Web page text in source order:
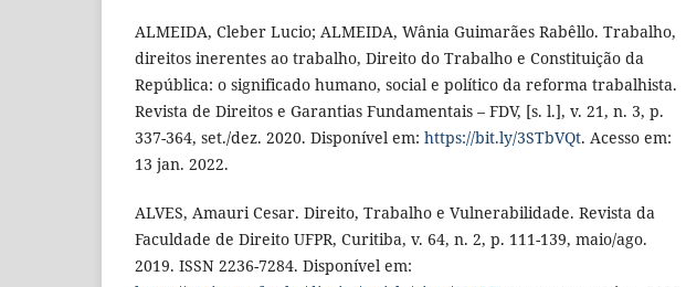
ALMEIDA, Cleber Lucio; ALMEIDA, Wânia Guimarães Rabêllo. Trabalho,
direitos inerentes ao trabalho, Direito do Trabalho e Constituição da
República: o significado humano, social e político da reforma trabalhista.
Revista de Direitos e Garantias Fundamentais – FDV, [s. l.], v. 21, n. 3, p.
337-364, set./dez. 2020. Disponível em: https://bit.ly/3STbVQt. Acesso em:
13 jan. 2022.
ALVES, Amauri Cesar. Direito, Trabalho e Vulnerabilidade. Revista da
Faculdade de Direito UFPR, Curitiba, v. 64, n. 2, p. 111-139, maio/ago.
2019. ISSN 2236-7284. Disponível em: